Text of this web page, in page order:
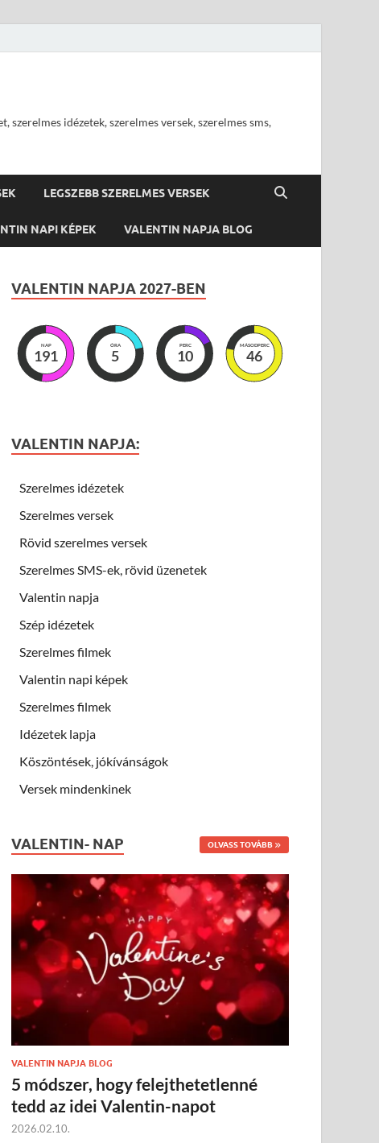
idézetek, szerelmes versek, szerelmes sms,
LEGSZEBB SZERELMES VERSEK
NAPI KÉPEK VALENTIN NAPJA BLOG
VALENTIN NAPJA 2027-BEN
NAP
191
ÓRA
5
PERC
10
MÁSODPERC
45
VALENTIN NAPJA:
Szerelmes idézetek
Szerelmes versek
Rövid szerelmes versek
Szerelmes SMS-ek, rövid üzenetek
Valentin napja
Szép idézetek
Szerelmes filmek
Valentin napi képek
Szerelmes filmek
Idézetek lapja
Köszöntések, jókívánságok
Versek mindenkinek
VALENTIN- NAP OLVASS TOVÁBB
VALENTIN NAPJA BLOG
5 módszer, hogy felejthetetlenné
tedd az idei Valentin-napot
2026.02.10.